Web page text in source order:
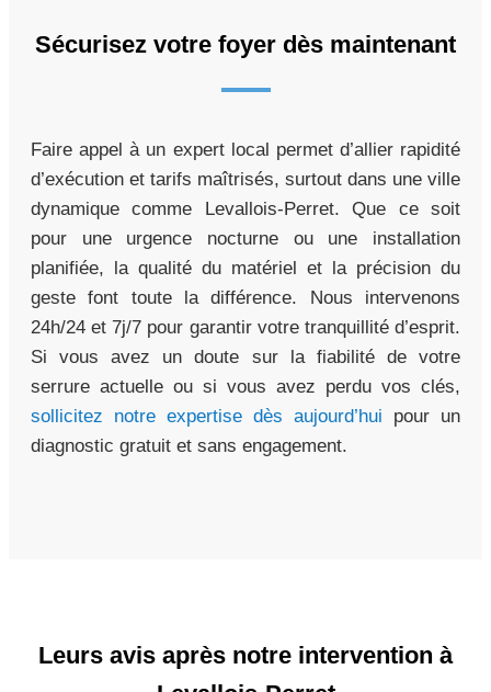
Sécurisez votre foyer dès maintenant
Faire appel à un expert local permet d’allier rapidité
d’exécution et tarifs maîtrisés, surtout dans une ville
dynamique comme Levallois-Perret. Que ce soit
pour une urgence nocturne ou une installation
planifiée, la qualité du matériel et la précision du
geste font toute la différence. Nous intervenons
24h/24 et 7j/7 pour garantir votre tranquillité d’esprit.
Si vous avez un doute sur la fiabilité de votre
serrure actuelle ou si vous avez perdu vos clés,
sollicitez notre expertise dès aujourd’hui pour un
diagnostic gratuit et sans engagement.
Leurs avis après notre intervention à